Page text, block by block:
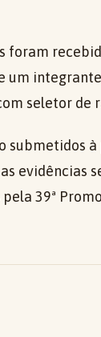
foram
um
seletor de
submetidos
evidências
39ª